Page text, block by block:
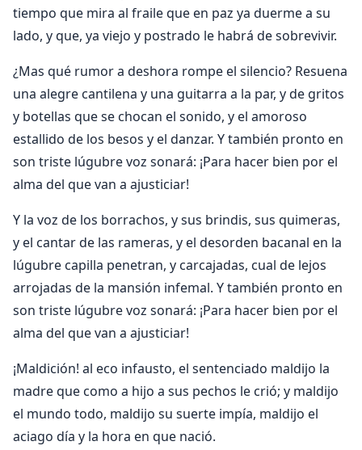
tiempo que mira al fraile que en paz ya duerme a su
lado, y que, ya viejo y postrado le habrá de sobrevivir.
¿Mas qué rumor a deshora rompe el silencio? Resuena
una alegre cantilena y una guitarra a la par, y de gritos
y botellas que se chocan el sonido, y el amoroso
estallido de los besos y el danzar. Y también pronto en
son triste lúgubre voz sonará: ¡Para hacer bien por el
alma del que van a ajusticiar!
Y la voz de los borrachos, y sus brindis, sus quimeras,
y el cantar de las rameras, y el desorden bacanal en la
lúgubre capilla penetran, y carcajadas, cual de lejos
arrojadas de la mansión infemal. Y también pronto en
son triste lúgubre voz sonará: ¡Para hacer bien por el
alma del que van a ajusticiar!
¡Maldición! al eco infausto, el sentenciado maldijo la
madre que como a hijo a sus pechos le crió; y maldijo
el mundo todo, maldijo su suerte impía, maldijo el
aciago día y la hora en que nació.